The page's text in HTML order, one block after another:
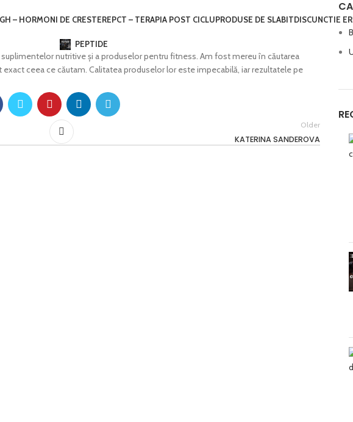
– HORMONI DE CRESTEREPCT – TERAPIA POST CICLUPRODUSE DE SLABITDISCUNCTIE
PEPTIDE
nutritive și a produselor pentru fitness. Am fost mereu în căutarea
ceea ce căutam. Calitatea produselor lor este impecabilă, iar rezultatele pe
Older
KATERINA SANDEROVA